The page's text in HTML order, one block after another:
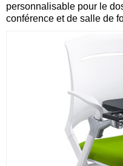
personnalisable pour le
conférence et de salle de